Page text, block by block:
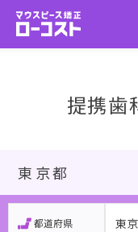
提携歯
東京都
都道府県 東